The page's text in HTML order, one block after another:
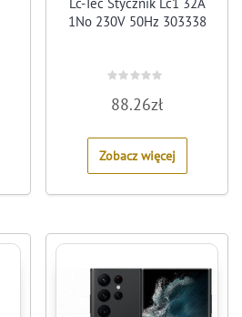
1No 230V 50Hz 303338
0
out
5
88.26zł
Zobacz więcej